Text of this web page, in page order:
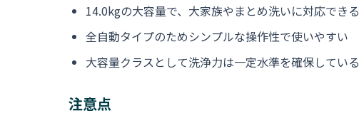
14.0kgの大容量で、大家族やまとめ洗いに対応できる
全自動タイプのためシンプルな操作性で使いやすい
大容量クラスとして洗浄力は一定水準を確保している
注意点